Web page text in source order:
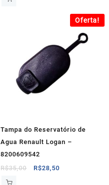
é:
R$225,00.
Oferta!
Tampa do Reservatório de
Agua Renault Logan –
8200609542
R$35,00
O
R$28,50